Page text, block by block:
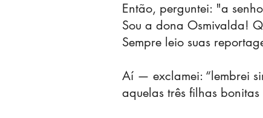
Então, perguntei: "a
Sou a dona Osmivalda!
Sempre leio suas
Aí — exclamei: “lembrei
aquelas três filhas